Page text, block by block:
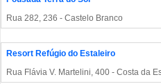
Rua 282, 236 - Castelo Branco
Resort Refúgio do Estaleiro
Rua Flávia V. Martelini, 400 - Costa da